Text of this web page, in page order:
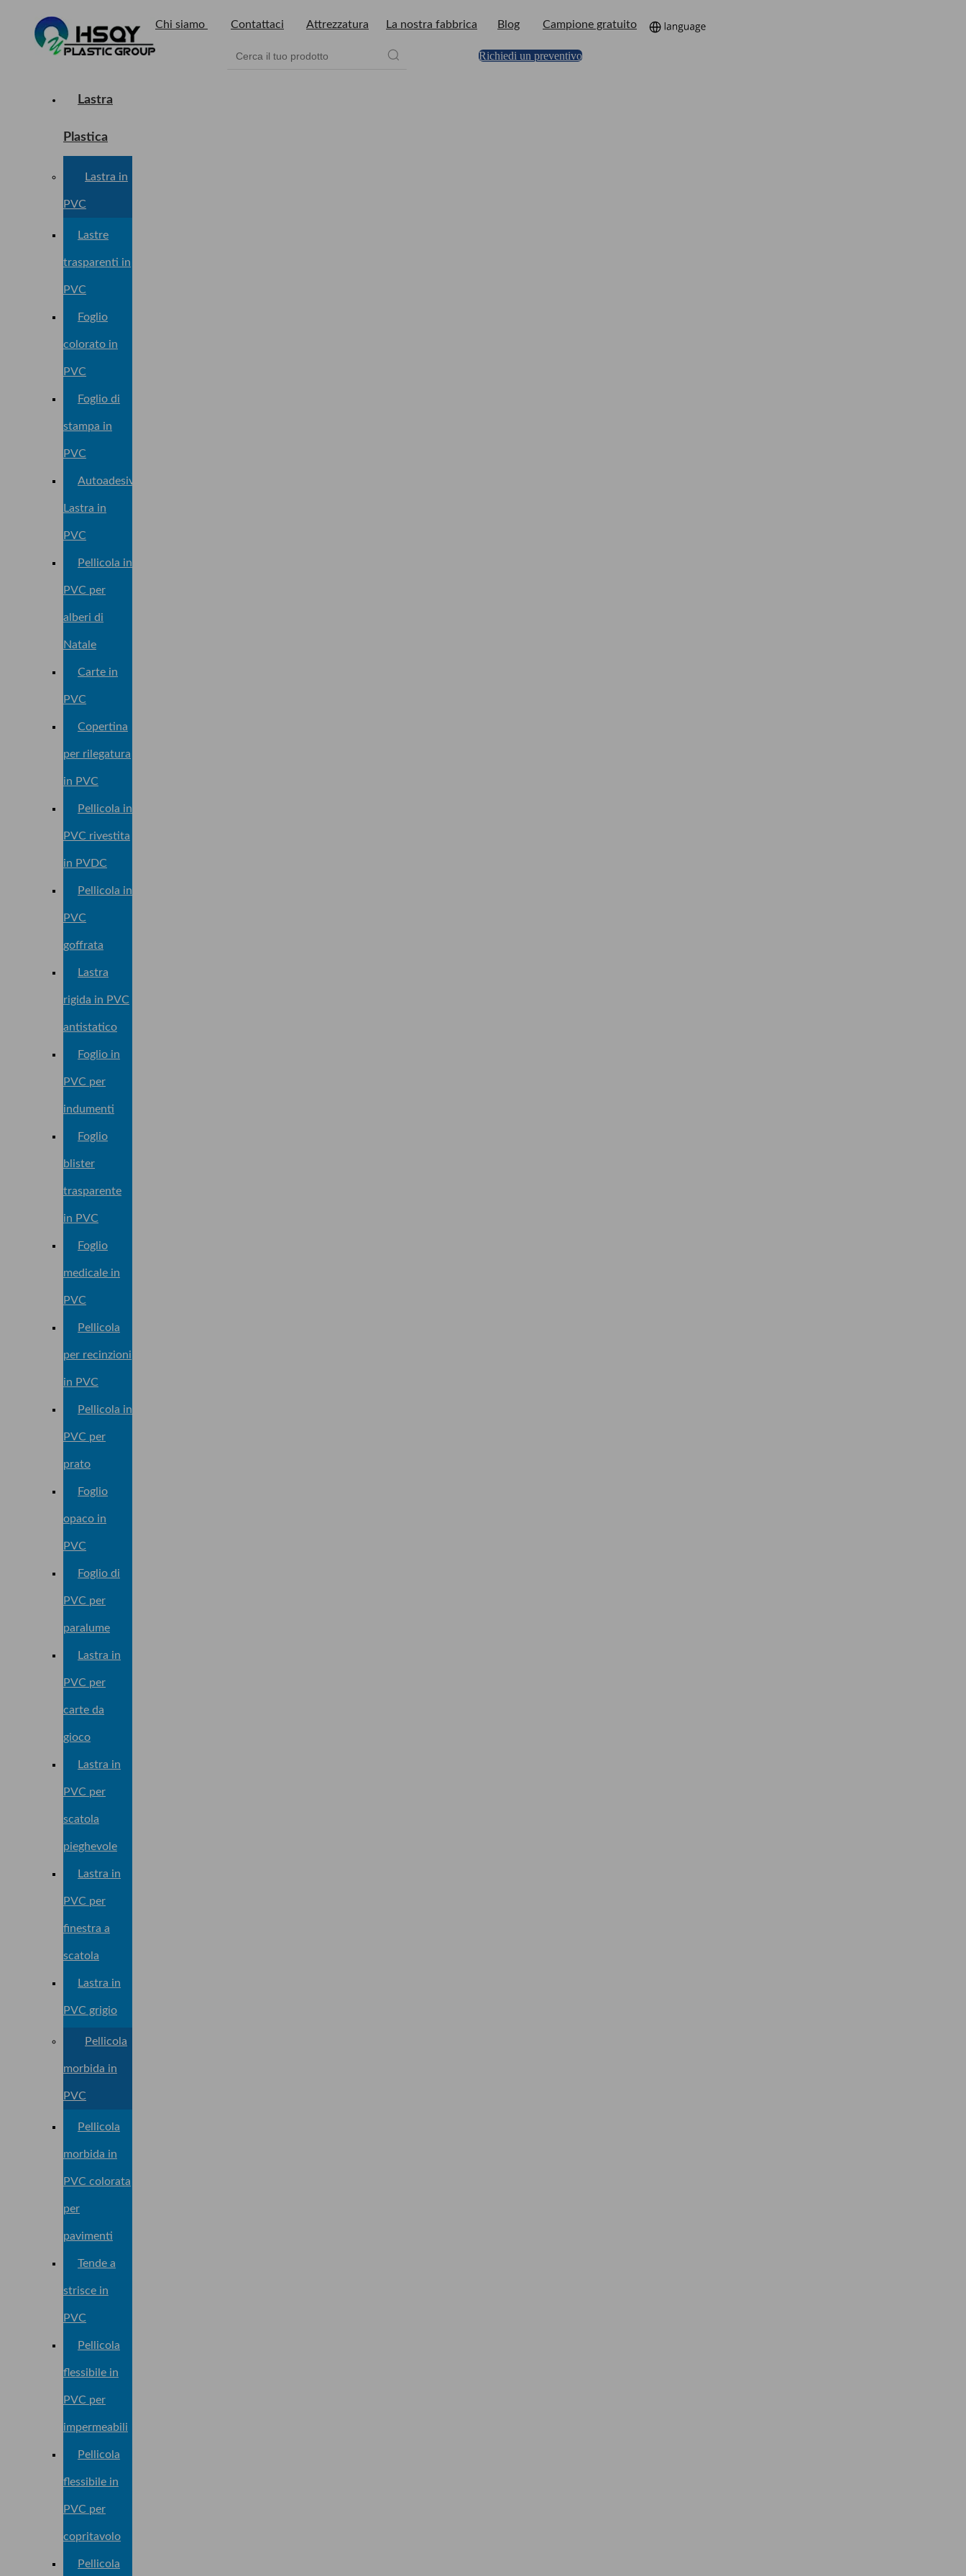
Chi siamo Contattaci Attrezzatura La nostra fabbrica Blog Campione gratuito
Richiedi un preventivo
Lastra
Plastica
Lastra in
PVC
Lastre
trasparenti in
PVC
Foglio
colorato in
PVC
Foglio di
stampa in
PVC
Autoadesivo
Lastra in
PVC
Pellicola in
PVC per
alberi di
Natale
Carte in
PVC
Copertina
per rilegatura
in PVC
Pellicola in
PVC rivestita
in PVDC
Pellicola in
PVC
goffrata
Lastra
rigida in PVC
antistatico
Foglio in
PVC per
indumenti
Foglio
blister
trasparente
in PVC
Foglio
medicale in
PVC
Pellicola
per recinzioni
in PVC
Pellicola in
PVC per
prato
Foglio
opaco in
PVC
Foglio di
PVC per
paralume
Lastra in
PVC per
carte da
gioco
Lastra in
PVC per
scatola
pieghevole
Lastra in
PVC per
finestra a
scatola
Lastra in
PVC grigio
Pellicola
morbida in
PVC
Pellicola
morbida in
PVC colorata
per
pavimenti
Tende a
strisce in
PVC
Pellicola
flessibile in
PVC per
impermeabili
Pellicola
flessibile in
PVC per
copritavolo
Pellicola